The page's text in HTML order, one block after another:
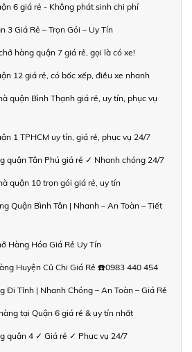
6 giá rẻ - Không phát sinh chi phí
3 Giá Rẻ – Trọn Gói – Uy Tín
hàng quận 7 giá rẻ, gọi là có xe!
12 giá rẻ, có bốc xếp, điều xe nhanh
quận Bình Thạnh giá rẻ, uy tín, phục vụ
1 TPHCM uy tín, giá rẻ, phục vụ 24/7
quận Tân Phú giá rẻ ✓ Nhanh chóng 24/7
quận 10 trọn gói giá rẻ, uy tín
Quận Bình Tân | Nhanh – An Toàn – Tiết
Hàng Hóa Giá Rẻ Uy Tín
Huyện Củ Chi Giá Rẻ ☎️0983 440 454
Đi Tỉnh | Nhanh Chóng – An Toàn – Giá Rẻ
tại Quận 6 giá rẻ & uy tín nhất
quận 4 ✓ Giá rẻ ✓ Phục vụ 24/7